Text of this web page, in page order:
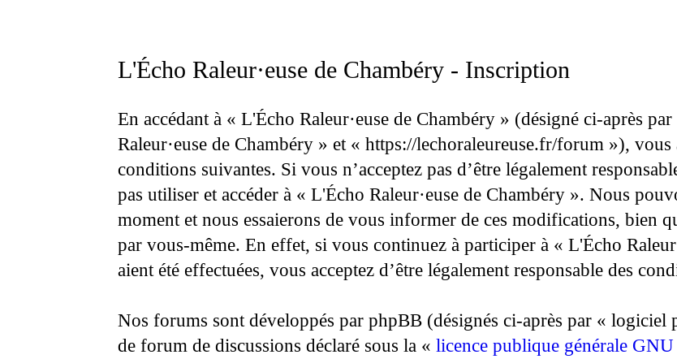
L'Écho Raleur·euse de Chambéry - Inscription
En accédant à « L'Écho Raleur·euse de Chambéry » (désigné ci-après
Raleur·euse de Chambéry » et « https://lechoraleureuse.fr/forum »), vous
conditions suivantes. Si vous n’acceptez pas d’être légalement
pas utiliser et accéder à « L'Écho Raleur·euse de Chambéry ». Nous
moment et nous essaierons de vous informer de ces modifications, bien
par vous-même. En effet, si vous continuez à participer à « L'Écho
aient été effectuées, vous acceptez d’être légalement responsable des
Nos forums sont développés par phpBB (désignés ci-après par «
de forum de discussions déclaré sous la «licence publique générale